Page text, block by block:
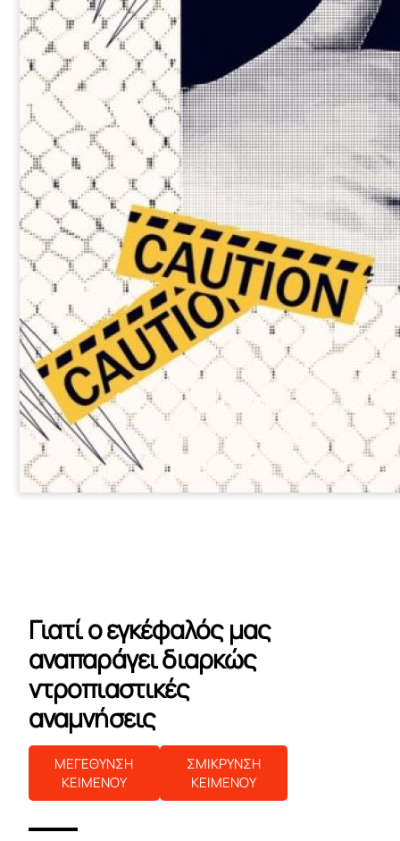
Γιατί ο εγκέφαλός μας
αναπαράγει διαρκώς
ντροπιαστικές
αναμνήσεις
ΜΕΓΕΘΥΝΣΗ
ΚΕΙΜΕΝΟΥ
ΣΜΙΚΡΥΝΣΗ
ΚΕΙΜΕΝΟΥ